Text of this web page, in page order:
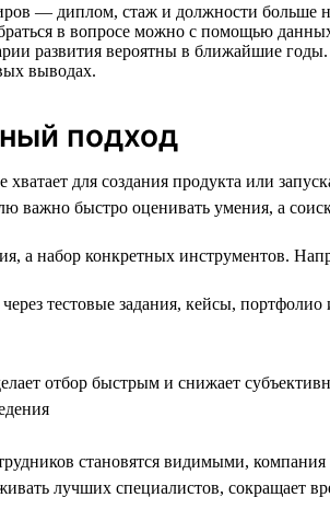
— диплом, стаж и должности больше
в вопросе можно с помощью
развития вероятны в ближайшие
выводах.
подход
для создания продукта или
важно быстро оценивать умения, а
а набор конкретных инструментов.
тестовые задания, кейсы,
отбор быстрым и снижает
становятся видимыми,
лучших специалистов, сокращает